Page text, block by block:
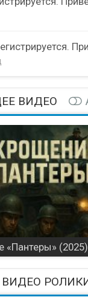
ВИДЕО